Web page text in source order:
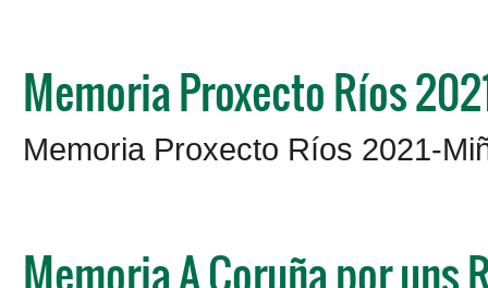
Memoria Proxecto Ríos
Memoria Proxecto Ríos 2021-
Memoria A Coruña por uns